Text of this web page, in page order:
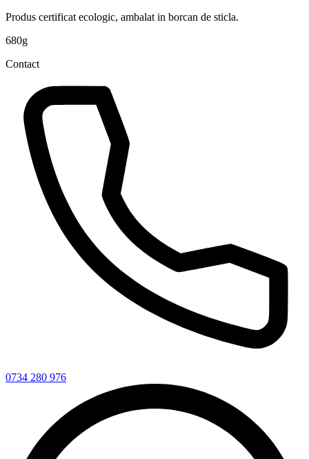
Produs certificat ecologic, ambalat in borcan de sticla.
680g
Contact
0734 280 976